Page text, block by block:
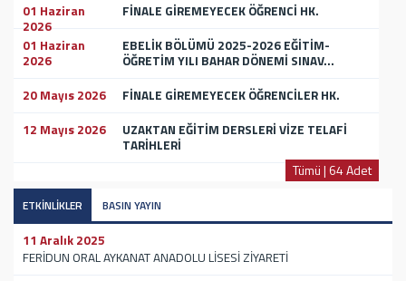
01 Haziran
2026
FİNALE GİREMEYECEK ÖĞRENCİ HK.
01 Haziran
2026
EBELİK BÖLÜMÜ 2025-2026 EĞİTİM-
ÖĞRETİM YILI BAHAR DÖNEMİ SINAV...
20 Mayıs 2026
FİNALE GİREMEYECEK ÖĞRENCİLER HK.
12 Mayıs 2026
UZAKTAN EĞİTİM DERSLERİ VİZE TELAFİ
TARİHLERİ
Tümü | 64 Adet
ETKİNLİKLER BASIN YAYIN
11 Aralık 2025
FERİDUN ORAL AYKANAT ANADOLU LİSESİ ZİYARETİ